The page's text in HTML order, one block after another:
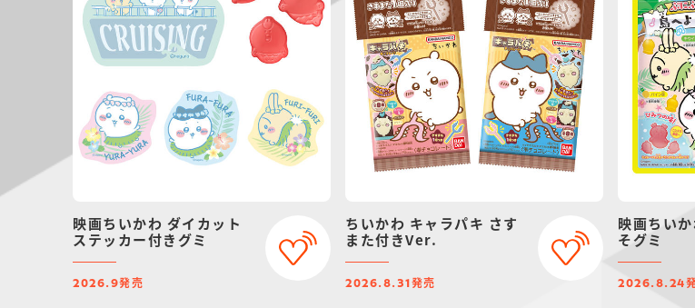
映画ちいかわ ダイカット
ステッカー付きグミ
2026.9発売
ちいかわ キャラパキ さす
また付きVer.
2026.8.31 発売
映画ちい
そグミ
2026.8.24